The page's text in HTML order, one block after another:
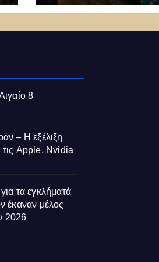
Apple, Nvidia και
8
– Η εξέλιξη
Apple, Nvidia
τα εγκλήματά
έκαναν μέλος
2026